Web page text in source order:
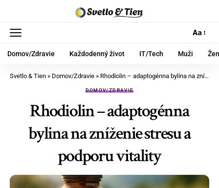
Aa
Domov/Zdravie Každodenný život IT/Tech Muži
Svetlo & Tien » Domov/Zdravie » Rhodiolin – adaptogénna bylina na zníženie stresu a podporu vitality
DOMOV/ZDRAVIE
Rhodiolin – adaptogénna
bylina na zníženie stresu a
podporu vitality